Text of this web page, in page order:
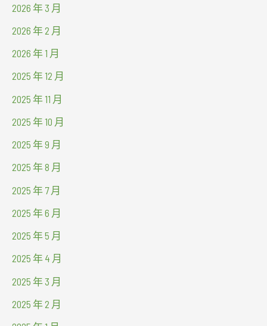
2026 年 3 月
2026 年 2 月
2026 年 1 月
2025 年 12 月
2025 年 11 月
2025 年 10 月
2025 年 9 月
2025 年 8 月
2025 年 7 月
2025 年 6 月
2025 年 5 月
2025 年 4 月
2025 年 3 月
2025 年 2 月